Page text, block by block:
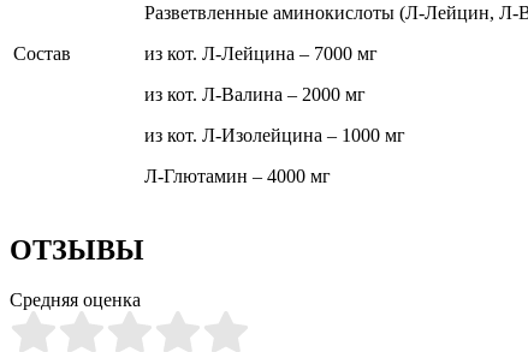
Состав
Разветвленные аминокислоты (Л-Лейцин,
из кот. Л-Лейцина – 7000 мг
из кот. Л-Валина – 2000 мг
из кот. Л-Изолейцина – 1000 мг
Л-Глютамин – 4000 мг
ОТЗЫВЫ
Средняя оценка